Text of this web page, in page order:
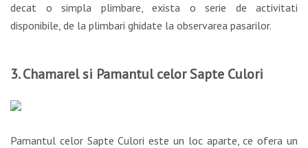
decat o simpla plimbare, exista o serie de activitati
disponibile, de la plimbari ghidate la observarea pasarilor.
3. Chamarel si Pamantul celor Sapte Culori
Pamantul celor Sapte Culori este un loc aparte, ce ofera un